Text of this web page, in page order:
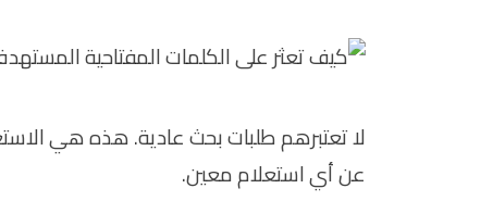
لا تعتبرهم طلبات بحث عادية. هذه هي
عن أي استعلام معين.